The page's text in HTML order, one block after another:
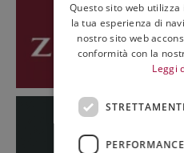
Questo sito web
la tua esperienza di
nostro sito web
conformità con la
Leggi
PERFORMANCE